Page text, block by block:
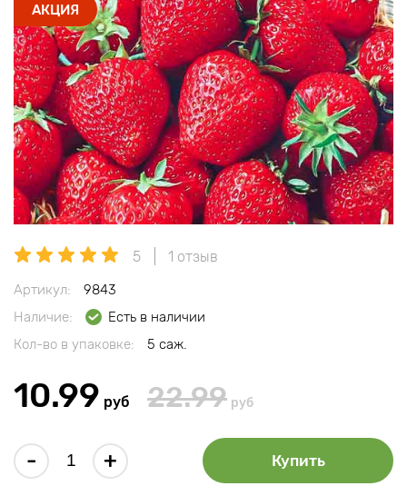
АКЦИЯ
5 1 отзыв
Артикул:
9843
Наличие:
Есть в наличии
Кол-во в упаковке:
5 саж.
10.99 руб 22.99 руб
- + Купить